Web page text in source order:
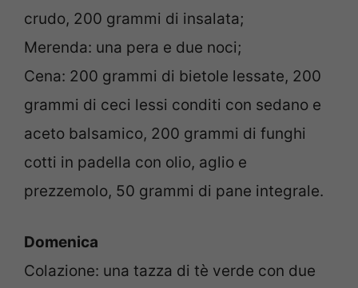
crudo, 200 grammi di insalata;
Merenda: una pera e due noci;
Cena: 200 grammi di bietole lessate, 200
grammi di ceci lessi conditi con sedano e
aceto balsamico, 200 grammi di funghi
cotti in padella con olio, aglio e
prezzemolo, 50 grammi di pane integrale.
Domenica
Colazione: una tazza di tè verde con due